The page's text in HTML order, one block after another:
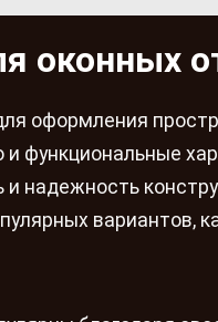
оконных
оформления
и функциональные
и надежность